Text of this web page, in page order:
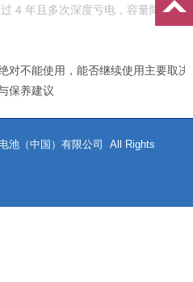
4 年且多次深度亏电，容量降至一
对不能使用‌，能否继续使用主要取
保养建议
池（中国）有限公司 All Rights